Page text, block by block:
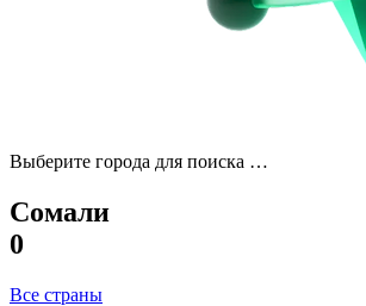
Выберите города для поиска …
Сомали
0
Все страны